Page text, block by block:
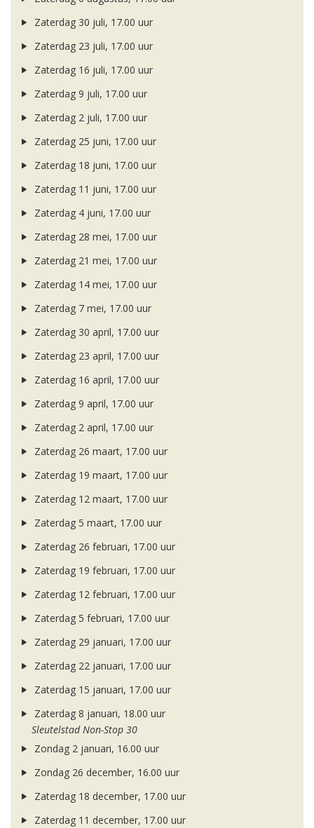
Zaterdag 30 juli, 17.00 uur
Zaterdag 23 juli, 17.00 uur
Zaterdag 16 juli, 17.00 uur
Zaterdag 9 juli, 17.00 uur
Zaterdag 2 juli, 17.00 uur
Zaterdag 25 juni, 17.00 uur
Zaterdag 18 juni, 17.00 uur
Zaterdag 11 juni, 17.00 uur
Zaterdag 4 juni, 17.00 uur
Zaterdag 28 mei, 17.00 uur
Zaterdag 21 mei, 17.00 uur
Zaterdag 14 mei, 17.00 uur
Zaterdag 7 mei, 17.00 uur
Zaterdag 30 april, 17.00 uur
Zaterdag 23 april, 17.00 uur
Zaterdag 16 april, 17.00 uur
Zaterdag 9 april, 17.00 uur
Zaterdag 2 april, 17.00 uur
Zaterdag 26 maart, 17.00 uur
Zaterdag 19 maart, 17.00 uur
Zaterdag 12 maart, 17.00 uur
Zaterdag 5 maart, 17.00 uur
Zaterdag 26 februari, 17.00 uur
Zaterdag 19 februari, 17.00 uur
Zaterdag 12 februari, 17.00 uur
Zaterdag 5 februari, 17.00 uur
Zaterdag 29 januari, 17.00 uur
Zaterdag 22 januari, 17.00 uur
Zaterdag 15 januari, 17.00 uur
Zaterdag 8 januari, 18.00 uur
Sleutelstad Non-Stop 30
Zondag 2 januari, 16.00 uur
Zondag 26 december, 16.00 uur
Zaterdag 18 december, 17.00 uur
Zaterdag 11 december, 17.00 uur